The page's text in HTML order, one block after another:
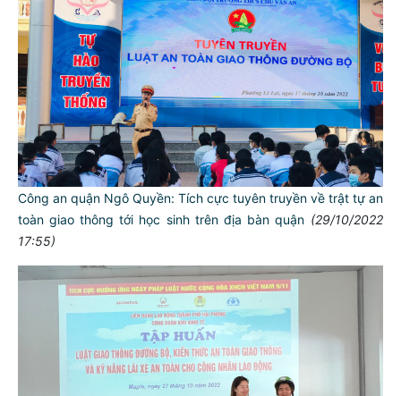
Công an quận Ngô Quyền: Tích cực tuyên truyền về trật tự an
toàn giao thông tới học sinh trên địa bàn quận (29/10/2022
17:55)